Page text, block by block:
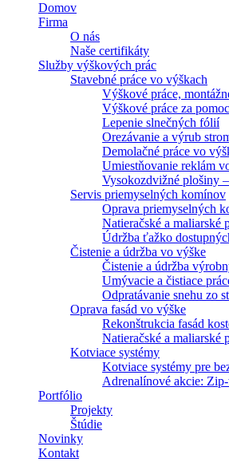
Domov
Firma
O nás
Naše certifikáty
Služby výškových prác
Stavebné práce vo výškach
Výškové práce,
Výškové práce za
Lepenie slnečných fólií
Orezávanie a výrub
Demolačné práce vo
Umiestňovanie reklám
Vysokozdvižné plošiny
Servis priemyselných komínov
Oprava priemyselných
Natieračské a maliarské
Údržba ťažko
Čistenie a údržba vo výške
Čistenie a údržba
Umývacie a čistiace
Odpratávanie snehu zo
Oprava fasád vo výške
Rekonštrukcia fasád
Natieračské a maliarské
Kotviace systémy
Kotviace systémy pre
Adrenalínové akcie:
Portfólio
Projekty
Štúdie
Novinky
Kontakt